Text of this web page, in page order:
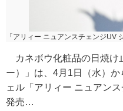
「アリィー ニュアンスチェンジUV
カネボウ化粧品の日焼け
ー）」は、4月1日（水）
ェル「アリィー ニュアン
発売…